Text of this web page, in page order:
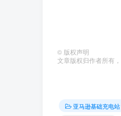
© 版权声明
文章版权归作者所有
亚马逊基础充电站